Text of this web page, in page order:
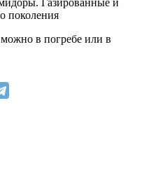
в погребе или в